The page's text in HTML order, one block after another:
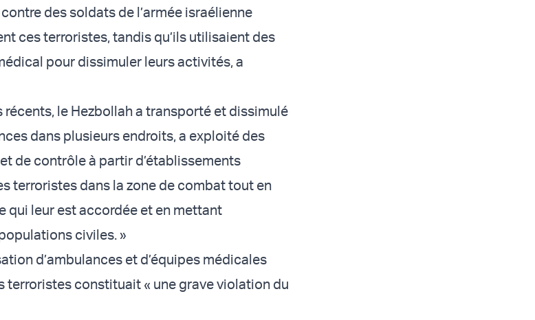
des soldats de l’armée israélienne
ces terroristes, tandis qu’ils utilisaient des
pour dissimuler leurs activités, a
le Hezbollah a transporté et dissimulé
dans plusieurs endroits, a exploité des
de contrôle à partir d’établissements
terroristes dans la zone de combat tout en
qui leur est accordée et en mettant
civiles. »
d’ambulances et d’équipes médicales
terroristes constituait « une grave violation du